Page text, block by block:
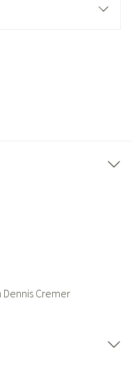
Dennis Cremer